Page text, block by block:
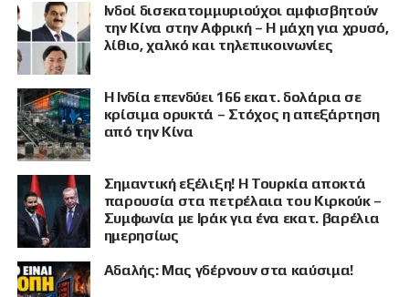
Ινδοί δισεκατομμυριούχοι αμφισβητούν
την Κίνα στην Αφρική – Η μάχη για χρυσό,
λίθιο, χαλκό και τηλεπικοινωνίες
Η Ινδία επενδύει 166 εκατ. δολάρια σε
κρίσιμα ορυκτά – Στόχος η απεξάρτηση
από την Κίνα
Σημαντική εξέλιξη! Η Τουρκία αποκτά
παρουσία στα πετρέλαια του Κιρκούκ –
Συμφωνία με Ιράκ για ένα εκατ. βαρέλια
ημερησίως
Αδαλής: Μας γδέρνουν στα καύσιμα!